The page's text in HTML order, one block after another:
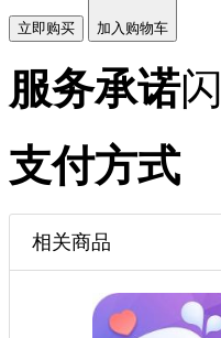
立即购买 加入购物车
服务承诺
支付方式
相关商品